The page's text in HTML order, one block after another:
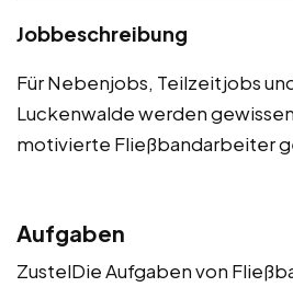
Jobbeschreibung
Für Nebenjobs, Teilzeitjobs
Luckenwalde werden
motivierte Fließbandarbeiter
Aufgaben
ZustelDie Aufgaben von